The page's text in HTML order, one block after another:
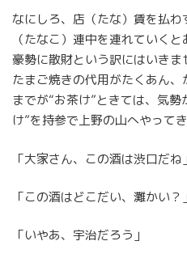
なにしろ、店（たな）賃を払
（たなこ）連中を連れていく
豪勢に散財という訳にはいきま
たまご焼きの代用がたくあん
までが“お茶け”ときては、気
け”を持参で上野の山へやってき
「大家さん、この酒は渋口だね」
「この酒はどこだい、灘かい？」
「いやあ、宇治だろう」